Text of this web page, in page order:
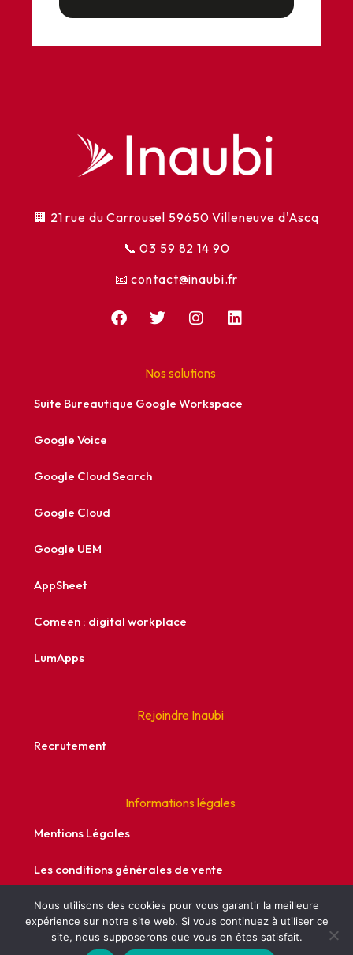
🏢 21 rue du Carrousel 59650 Villeneuve d'Ascq
📞03 59 82 14 90
📧 contact@inaubi.fr
F
a
o
T
w
t
r
I
n
a
r
L
i
i
Nos solutions
Suite Bureautique Google Workspace
Google Voice
Google Cloud Search
Google Cloud
Google UEM
AppSheet
Comeen : digital workplace
LumApps
Rejoindre Inaubi
Recrutement
Informations légales
Mentions Légales
Les conditions générales de vente
Politique de confidentialité
Recrutement
Nous utilisons des cookies pour vous garantir la meilleure
expérience sur notre site web. Si vous continuez à utiliser ce
site, nous supposerons que vous en êtes satisfait.